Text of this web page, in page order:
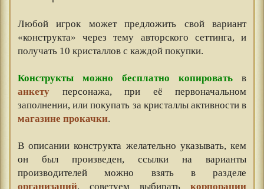
Любой игрок может предложить свой вариант
«конструкта» через тему авторского сеттинга, и
получать 10 кристаллов с каждой покупки.
Конструкты можно бесплатно копировать в
анкету персонажа, при её первоначальном
заполнении, или покупать за кристаллы активности в
магазине прокачки.
В описании конструкта желательно указывать, кем
он был произведен, ссылки на варианты
производителей можно взять в разделе
организаций, советуем выбирать корпорации